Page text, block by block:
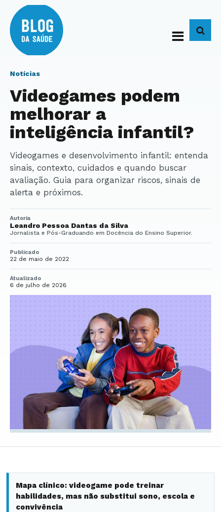
Notícias
Videogames podem
melhorar a
inteligência infantil?
Videogames e desenvolvimento infantil: entenda
sinais, contexto, cuidados e quando buscar
avaliação. Guia para organizar riscos, sinais de
alerta e próximos.
Autoria
Leandro Pessoa Dantas da Silva
Jornalista e Pós-Graduando em Docência do Ensino Superior.
Publicado
22 de maio de 2022
Atualizado
6 de julho de 2026
Mapa clínico: videogame pode treinar
habilidades, mas não substitui sono, escola e
convivência